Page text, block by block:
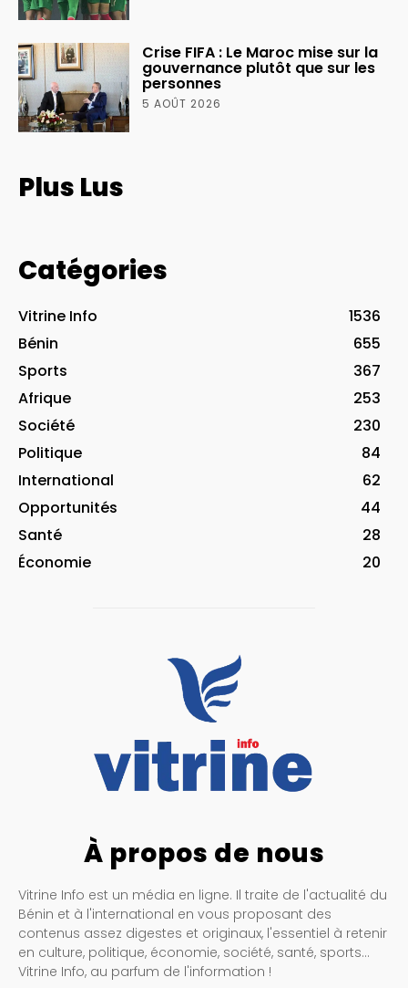
Crise FIFA : Le Maroc mise sur la
gouvernance plutôt que sur les
personnes
5 AOÛT 2026
Plus Lus
Catégories
Vitrine Info
1536
Bénin
655
Sports
367
Afrique
253
Société
230
Politique
84
International
62
Opportunités
44
Santé
28
Économie
20
À propos de nous
Vitrine Info est un média en ligne. Il traite de l'actualité du
Bénin et à l'international en vous proposant des
contenus assez digestes et originaux, l'essentiel à retenir
en culture, politique, économie, société, santé, sports…
Vitrine Info, au parfum de l'information !